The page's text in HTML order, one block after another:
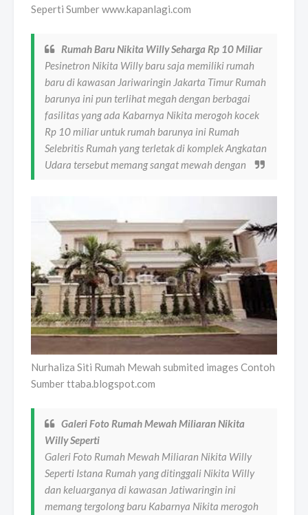
Seperti Sumber www.kapanlagi.com
Rumah Baru Nikita Willy Seharga Rp 10 Miliar
Pesinetron Nikita Willy baru saja memiliki rumah
baru di kawasan Jariwaringin Jakarta Timur Rumah
barunya ini pun terlihat megah dengan berbagai
fasilitas yang ada Kabarnya Nikita merogoh kocek
Rp 10 miliar untuk rumah barunya ini Rumah
Selebritis Rumah yang terletak di komplek Angkatan
Udara tersebut memang sangat mewah dengan
Nurhaliza Siti Rumah Mewah submited images Contoh
Sumber ttaba.blogspot.com
Galeri Foto Rumah Mewah Miliaran Nikita
Willy Seperti
Galeri Foto Rumah Mewah Miliaran Nikita Willy
Seperti Istana Rumah yang ditinggali Nikita Willy
dan keluarganya di kawasan Jatiwaringin ini
memang tergolong baru Kabarnya Nikita merogoh